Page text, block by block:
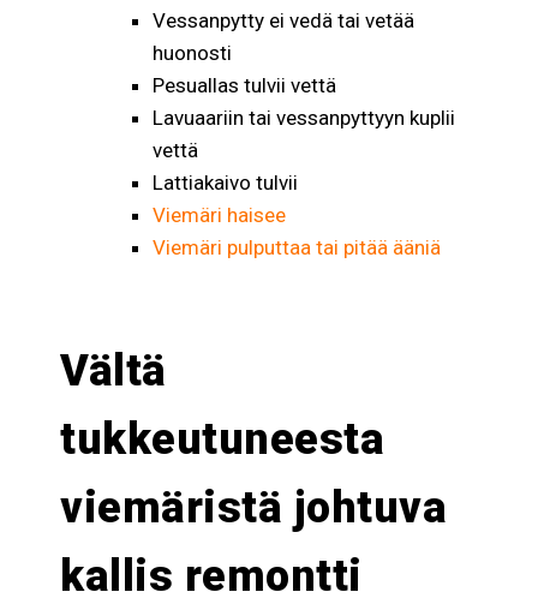
Vessanpytty ei vedä tai vetää
huonosti
Pesuallas tulvii vettä
Lavuaariin tai vessanpyttyyn kuplii
vettä
Lattiakaivo tulvii
Viemäri haisee
Viemäri pulputtaa tai pitää ääniä
Vältä
tukkeutuneesta
viemäristä johtuva
kallis remontti